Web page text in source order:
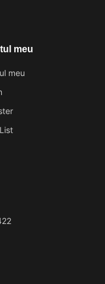
meu
meu